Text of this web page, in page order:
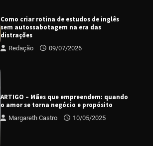
Como criar rotina de estudos de inglês
sem autossabotagem na era das
distrações
Redação 09/07/2026
ARTIGO – Mães que empreendem: quando
o amor se torna negócio e propósito
Margareth Castro 10/05/2025